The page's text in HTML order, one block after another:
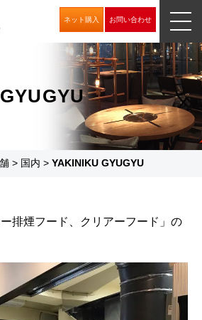
ネット購入 お問い合わせ
> 国内 > YAKINIKU GYUGYU
ー排煙フード、クリアーフード」の